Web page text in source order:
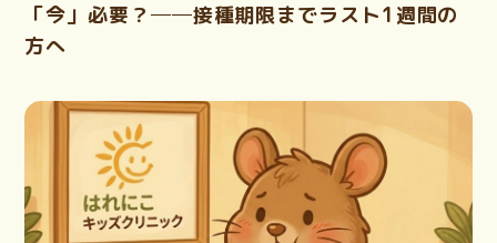
「今」必要？──接種期限までラスト1週間の
方へ